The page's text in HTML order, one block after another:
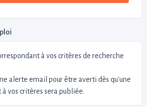
à vos critères de recherche
alerte email pour être averti dès qu'une
vos critères sera publiée.